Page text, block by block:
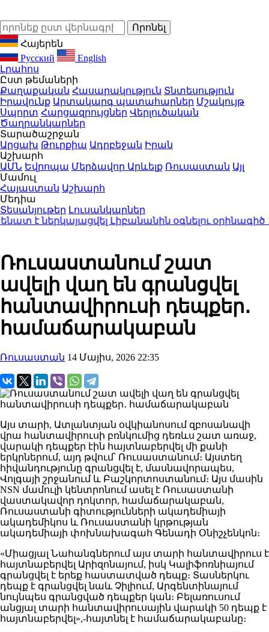
Հայերեն
Русский
English
Լրահոս
Ըստ թեմաների
Քաղաքական Հասարակություն Տնտեսություն
Իրավունք Արտակարգ պատահարներ Մշակույթ
Սպորտ Հարցազրույցներ Վերլուծական
Ծաղրանկարներ
Տարածաշրջան
Արցախ Թուրքիա Ադրբեջան Իրան
Աշխարհ
ԱՄՆ Եվրոպա Մերձավոր Արևելք Ռուսաստան Այլ
Մամուլ
Հայաստան Աշխարհ
Մեդիա
Տեսանյութեր Լուսանկարներ
է ներկայացվել Լիբանանին օգնելու օրինագիծ
Ռուսաստանում շատ
ավելի վաղ են գրանցվել
հանտավիրուսի դեպքեր․
համաճարակաբան
Ռուսաստան 14 Մայիս, 2026 22:35
Այս տարի, Ատլանտյան օվկիանոսում զբոսանավի
վրա հանտավիրուսի բռնկումից դեռևս շատ առաջ,
վարակի դեպքեր էին հայտնաբերվել մի քանի
երկրներում, այդ թվում՝ Ռուսաստանում։ Այստեղ
հիվանդությունը գրանցվել է, մասնավորապես,
Վոլգայի շրջանում և Բաշկորտոստանում։ Այս մասին
NSN մամուլի կենտրոնում ասել է Ռուսաստանի
վաստակավոր դոկտոր, համաճարակաբան,
Ռուսաստանի գիտությունների ակադեմիայի
ակադեմիկոս և Ռուսաստանի կրթության
ակադեմիայի փոխնախագահ Գենադի Օնիշչենկոն։
«Միացյալ Նահանգներում այս տարի հանտավիրուս է
հայտնաբերվել Արիզոնայում, իսկ Կալիֆոռնիայում
գրանցվել է երեք հաստատված դեպք։ Տասներկու
դեպք է գրանցվել նաև Չիլիում, Արգենտինայում
նույնպես գրանցված դեպքեր կան։ Բելառուսում
անցյալ տարի հանտավիրուսային վարակի 50 դեպք է
հայտնաբերվել»,-հայտնել է համաճարակաբանը։